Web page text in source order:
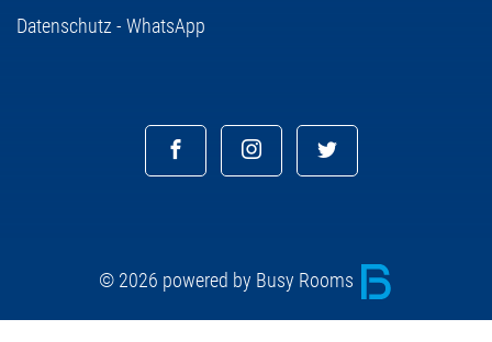
Datenschutz - WhatsApp
© 2026 powered by Busy Rooms